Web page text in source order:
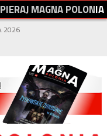
PIERAJMAGNAPOLONIA
2026